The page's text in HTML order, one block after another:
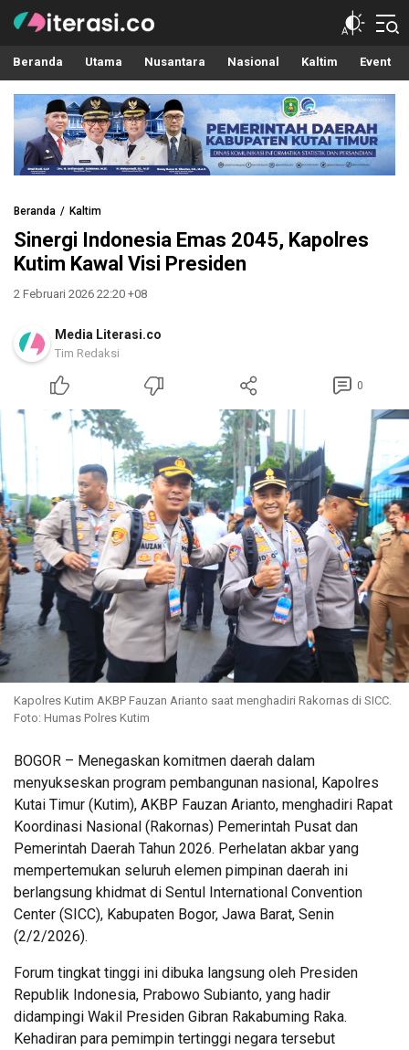
Literasi.co
Pilar Informasi
Beranda Utama Nusantara Nasional Kaltim Event
Beranda Kaltim
Sinergi Indonesia Emas 2045, Kapolres
Kutim Kawal Visi Presiden
2 Februari 2026 22:20 +08
Media Literasi.co
Tim Redaksi
0
Kapolres Kutim AKBP Fauzan Arianto saat menghadiri Rakornas di SICC.
Foto: Humas Polres Kutim
BOGOR – Menegaskan komitmen daerah dalam
menyukseskan program pembangunan nasional, Kapolres
Kutai Timur (Kutim), AKBP Fauzan Arianto, menghadiri Rapat
Koordinasi Nasional (Rakornas) Pemerintah Pusat dan
Pemerintah Daerah Tahun 2026. Perhelatan akbar yang
mempertemukan seluruh elemen pimpinan daerah ini
berlangsung khidmat di Sentul International Convention
Center (SICC), Kabupaten Bogor, Jawa Barat, Senin
(2/2/2026).
Forum tingkat tinggi ini dibuka langsung oleh Presiden
Republik Indonesia, Prabowo Subianto, yang hadir
didampingi Wakil Presiden Gibran Rakabuming Raka.
Kehadiran para pemimpin tertinggi negara tersebut